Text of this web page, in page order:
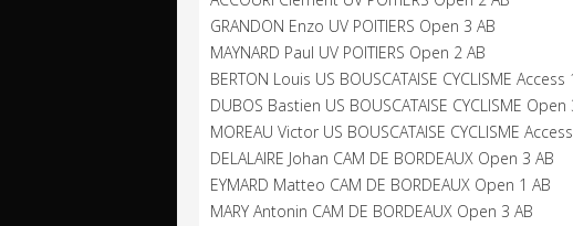
GRANDON Enzo UV POITIERS Open 3 AB
MAYNARD Paul UV POITIERS Open 2 AB
BERTON Louis US BOUSCATAISE CYCLISME Access
DUBOS Bastien US BOUSCATAISE CYCLISME Open
MOREAU Victor US BOUSCATAISE CYCLISME
DELALAIRE Johan CAM DE BORDEAUX Open 3 AB
EYMARD Matteo CAM DE BORDEAUX Open 1 AB
MARY Antonin CAM DE BORDEAUX Open 3 AB